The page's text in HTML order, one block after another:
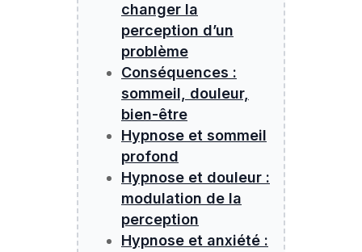
changer la
perception d’un
problème
Conséquences :
sommeil, douleur,
bien-être
Hypnose et sommeil
profond
Hypnose et douleur :
modulation de la
perception
Hypnose et anxiété :